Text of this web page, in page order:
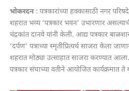
भोकरदन: पत्रकारांच्या हक्कासाठी नगर
शहरात भव्य ‘पत्रकार भवन’ उभारणार
चंद्रकांत दानवे यांनी केली. आद्य पत्रकार
‘दर्पण’ पत्राच्या स्मृतीप्रित्यर्थ साजरा केला
शहरात मोठ्या उत्साहात साजरा करण्यात
पत्रकार संघाच्या वतीने आयोजित कार्यक्रमात ते